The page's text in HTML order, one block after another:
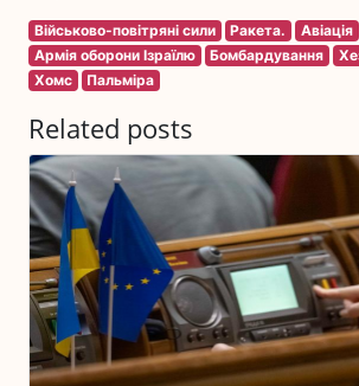
Військово-повітряні сили Ракета. Авіація
Армія оборони Ізраїлю
Бомбардування
Хомс
Пальміра
Related posts